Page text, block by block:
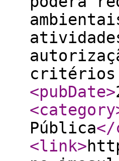
critérios
<pubDate>
<category
Pública</
<link>